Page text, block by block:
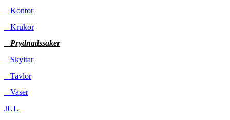
Kontor
Krukor
Prydnadssaker
Skyltar
Tavlor
Vaser
JUL